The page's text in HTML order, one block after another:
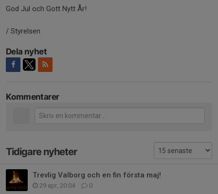
God Jul och Gott Nytt År!
/ Styrelsen
Dela nyhet
Kommentarer
Tidigare nyheter
Trevlig Valborg och en fin första maj!
29 apr, 20:04 0